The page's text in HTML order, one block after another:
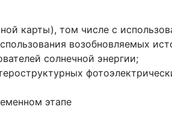
карты), том числе с
возобновляемых
солнечной энергии;
этапе